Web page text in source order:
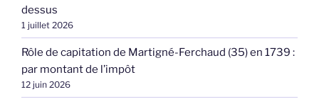
dessus
1 juillet 2026
Rôle de capitation de Martigné-Ferchaud (35) en 1739 :
par montant de l’impôt
12 juin 2026